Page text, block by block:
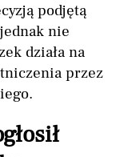
podjętą
nie
działa na
przez